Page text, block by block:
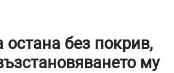
без покрив,
му